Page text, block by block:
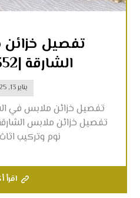
تفصيل
الشارقة |0566713352
يناير 13, 2025
تفصيل خزائن ملابس في
تفصيل خزائن ملابس
نوم وتركيب
اقرأ